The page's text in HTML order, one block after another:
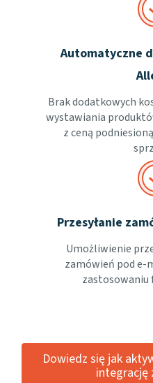
Automatyczne
Brak dodatkowych
wystawiania
z ceną
Przesyłanie
Umożliwienie
zamówień pod e-
zastosowaniu
Dowiedz się jak
integrację